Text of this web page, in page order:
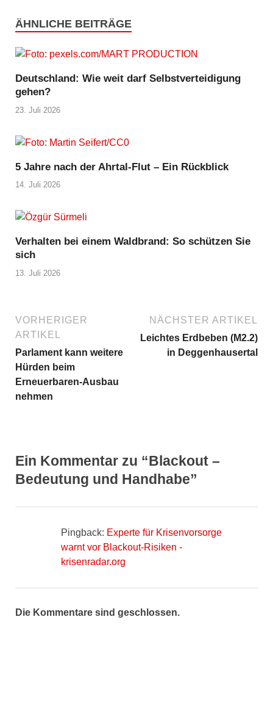
ÄHNLICHE BEITRÄGE
Deutschland: Wie weit darf Selbstverteidigung
gehen?
23. Juli 2026
5 Jahre nach der Ahrtal-Flut – Ein Rückblick
14. Juli 2026
Verhalten bei einem Waldbrand: So schützen Sie
sich
13. Juli 2026
VORHERIGER
ARTIKEL
Parlament kann weitere
Hürden beim
Erneuerbaren-Ausbau
nehmen
NÄCHSTER ARTIKEL
Leichtes Erdbeben (M2.2)
in Deggenhausertal
Ein Kommentar zu “Blackout –
Bedeutung und Handhabe”
Pingback: Experte für Krisenvorsorge
warnt vor Blackout-Risiken -
krisenradar.org
Die Kommentare sind geschlossen.